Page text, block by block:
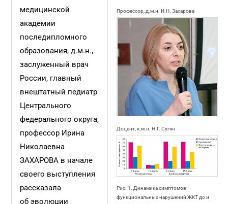
Профессор, д.м.н. И.Н. Захарова
Доцент, к.м.н. Н.Г. Сугян
Рис. 1. Динамика симптомов
функциональных нарушений ЖКТ до и
медицинской
академии
последипломного
образования, д.м.н.,
заслуженный врач
России, главный
внештатный педиатр
Центрального
федерального округа,
профессор Ирина
Николаевна
ЗАХАРОВА в начале
своего выступления
рассказала
об эволюции